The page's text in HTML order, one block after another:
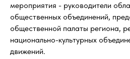
мероприятия - руководители
общественных объединений,
общественной палаты региона,
национально-культурных
движений.